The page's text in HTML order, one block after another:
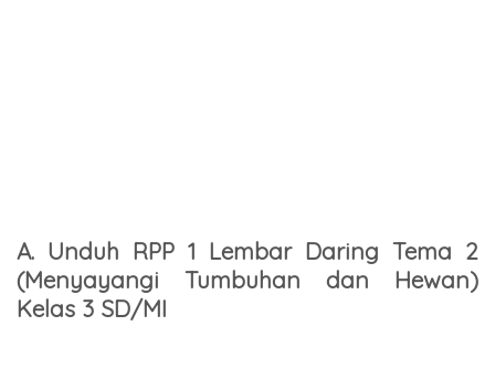
A. Unduh RPP 1 Lembar Daring Tema 2
(Menyayangi Tumbuhan dan Hewan)
Kelas 3 SD/MI